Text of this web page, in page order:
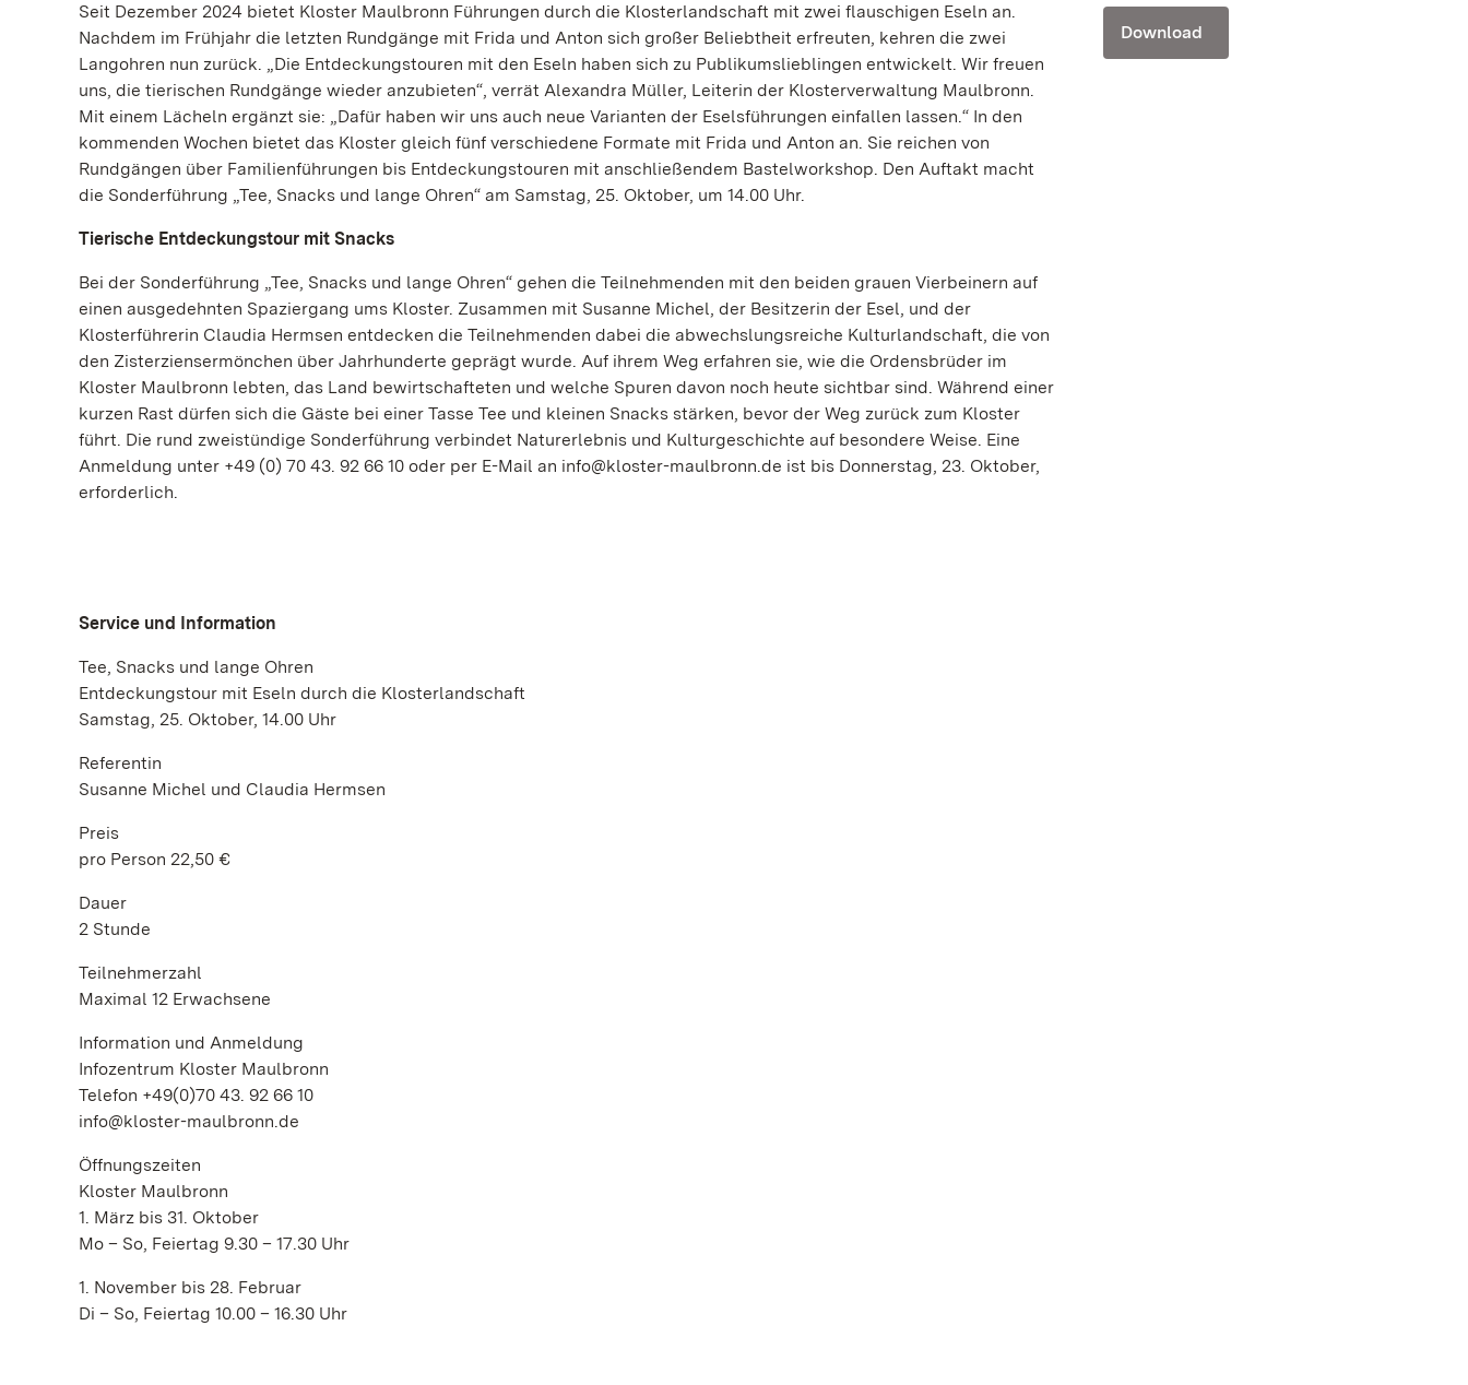
Seit Dezember 2024 bietet Kloster Maulbronn Führungen durch die Klosterlandschaft mit zwei flauschigen Eseln an.
Nachdem im Frühjahr die letzten Rundgänge mit Frida und Anton sich großer Beliebtheit erfreuten, kehren die zwei
Langohren nun zurück. „Die Entdeckungstouren mit den Eseln haben sich zu Publikumslieblingen entwickelt. Wir freuen
uns, die tierischen Rundgänge wieder anzubieten“, verrät Alexandra Müller, Leiterin der Klosterverwaltung Maulbronn.
Mit einem Lächeln ergänzt sie: „Dafür haben wir uns auch neue Varianten der Eselsführungen einfallen lassen.“ In den
kommenden Wochen bietet das Kloster gleich fünf verschiedene Formate mit Frida und Anton an. Sie reichen von
Rundgängen über Familienführungen bis Entdeckungstouren mit anschließendem Bastelworkshop. Den Auftakt macht
die Sonderführung „Tee, Snacks und lange Ohren“ am Samstag, 25. Oktober, um 14.00 Uhr.
Tierische Entdeckungstour mit Snacks
Bei der Sonderführung „Tee, Snacks und lange Ohren“ gehen die Teilnehmenden mit den beiden grauen Vierbeinern auf
einen ausgedehnten Spaziergang ums Kloster. Zusammen mit Susanne Michel, der Besitzerin der Esel, und der
Klosterführerin Claudia Hermsen entdecken die Teilnehmenden dabei die abwechslungsreiche Kulturlandschaft, die von
den Zisterziensermönchen über Jahrhunderte geprägt wurde. Auf ihrem Weg erfahren sie, wie die Ordensbrüder im
Kloster Maulbronn lebten, das Land bewirtschafteten und welche Spuren davon noch heute sichtbar sind. Während einer
kurzen Rast dürfen sich die Gäste bei einer Tasse Tee und kleinen Snacks stärken, bevor der Weg zurück zum Kloster
führt. Die rund zweistündige Sonderführung verbindet Naturerlebnis und Kulturgeschichte auf besondere Weise. Eine
Anmeldung unter +49 (0) 70 43. 92 66 10 oder per E-Mail an info@kloster-maulbronn.de ist bis Donnerstag, 23. Oktober,
erforderlich.
Service und Information
Tee, Snacks und lange Ohren
Entdeckungstour mit Eseln durch die Klosterlandschaft
Samstag, 25. Oktober, 14.00 Uhr
Referentin
Susanne Michel und Claudia Hermsen
Preis
pro Person 22,50 €
Dauer
2 Stunde
Teilnehmerzahl
Maximal 12 Erwachsene
Information und Anmeldung
Infozentrum Kloster Maulbronn
Telefon +49(0)70 43. 92 66 10
info@kloster-maulbronn.de
Öffnungszeiten
Kloster Maulbronn
1. März bis 31. Oktober
Mo – So, Feiertag 9.30 – 17.30 Uhr
1. November bis 28. Februar
Di – So, Feiertag 10.00 – 16.30 Uhr
Download